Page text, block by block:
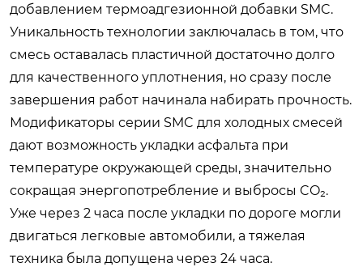
добавлением термоадгезионной добавки SMC.
Уникальность технологии заключалась в том, что
смесь оставалась пластичной достаточно долго
для качественного уплотнения, но сразу после
завершения работ начинала набирать прочность.
Модификаторы серии SMC для холодных смесей
дают возможность укладки асфальта при
температуре окружающей среды, значительно
сокращая энергопотребление и выбросы CO₂.
Уже через 2 часа после укладки по дороге могли
двигаться легковые автомобили, а тяжелая
техника была допущена через 24 часа.